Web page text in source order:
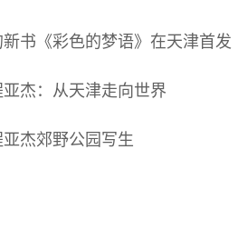
书《彩色的梦语》在天津首发
杰：从天津走向世界
杰郊野公园写生